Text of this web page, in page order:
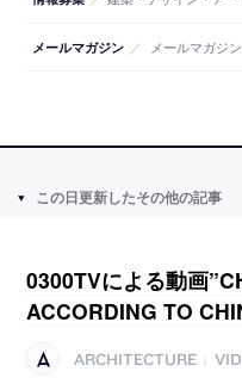
メールマガジン ／ メールマガジ
この日更新したその他の記事
0300TVによる動画
ACCORDING TO
ARCHITECTURE